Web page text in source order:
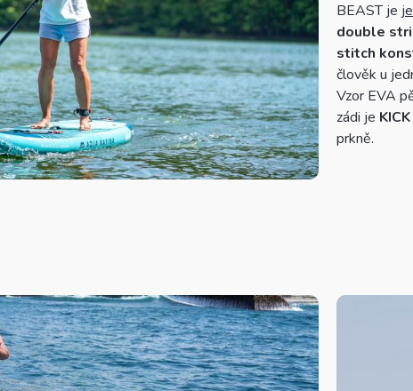
BEAST je
double
stitch
člověk u
Vzor EVA
zádi je
prkně.